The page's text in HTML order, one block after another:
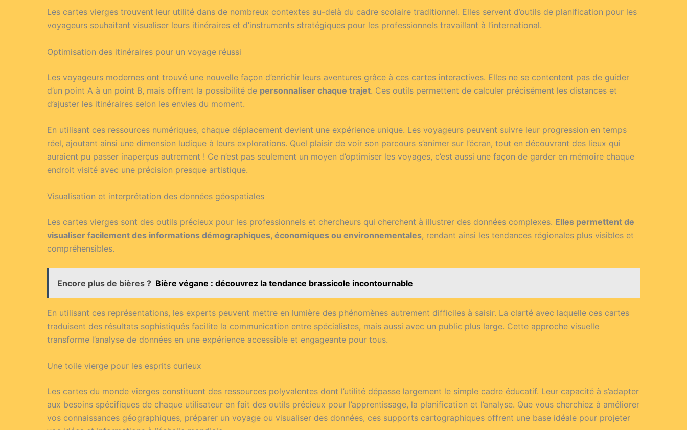
Les cartes vierges trouvent leur utilité dans de nombreux contextes au-delà du cadre scolaire traditionnel. Elles servent d’outils de planification pour les
voyageurs souhaitant visualiser leurs itinéraires et d’instruments stratégiques pour les professionnels travaillant à l’international.
Optimisation des itinéraires pour un voyage réussi
Les voyageurs modernes ont trouvé une nouvelle façon d’enrichir leurs aventures grâce à ces cartes interactives. Elles ne se contentent pas de guider
d’un point A à un point B, mais offrent la possibilité de personnaliser chaque trajet. Ces outils permettent de calculer précisément les distances et
d’ajuster les itinéraires selon les envies du moment.
En utilisant ces ressources numériques, chaque déplacement devient une expérience unique. Les voyageurs peuvent suivre leur progression en temps
réel, ajoutant ainsi une dimension ludique à leurs explorations. Quel plaisir de voir son parcours s’animer sur l’écran, tout en découvrant des lieux qui
auraient pu passer inaperçus autrement ! Ce n’est pas seulement un moyen d’optimiser les voyages, c’est aussi une façon de garder en mémoire chaque
endroit visité avec une précision presque artistique.
Visualisation et interprétation des données géospatiales
Les cartes vierges sont des outils précieux pour les professionnels et chercheurs qui cherchent à illustrer des données complexes. Elles permettent de
visualiser facilement des informations démographiques, économiques ou environnementales, rendant ainsi les tendances régionales plus visibles et
compréhensibles.
Encore plus de bières ? Bière végane : découvrez la tendance brassicole incontournable
En utilisant ces représentations, les experts peuvent mettre en lumière des phénomènes autrement difficiles à saisir. La clarté avec laquelle ces cartes
traduisent des résultats sophistiqués facilite la communication entre spécialistes, mais aussi avec un public plus large. Cette approche visuelle
transforme l’analyse de données en une expérience accessible et engageante pour tous.
Une toile vierge pour les esprits curieux
Les cartes du monde vierges constituent des ressources polyvalentes dont l’utilité dépasse largement le simple cadre éducatif. Leur capacité à s’adapter
aux besoins spécifiques de chaque utilisateur en fait des outils précieux pour l’apprentissage, la planification et l’analyse. Que vous cherchiez à améliorer
vos connaissances géographiques, préparer un voyage ou visualiser des données, ces supports cartographiques offrent une base idéale pour projeter